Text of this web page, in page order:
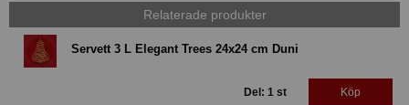
Relaterade produkter
Servett 3 L Elegant Trees 24x24 cm Duni
Del: 1 st Köp